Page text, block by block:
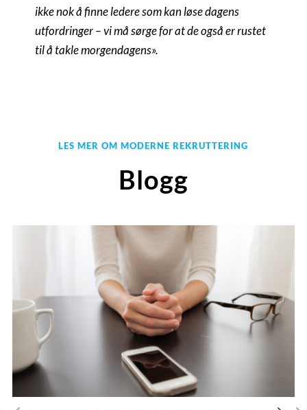
ikke nok å finne ledere som kan løse dagens
utfordringer – vi må sørge for at de også er rustet
til å takle morgendagens».
LES MER OM MODERNE REKRUTTERING
Blogg